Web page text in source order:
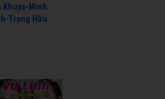
Khuya-Minh
Trọng Hữu